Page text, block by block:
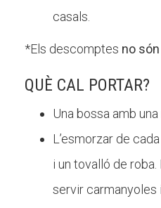
casals.
*Els descomptes no
QUÈ CAL PORTAR?
Una bossa amb
L’esmorzar de
i un tovalló de
servir carmanyoles